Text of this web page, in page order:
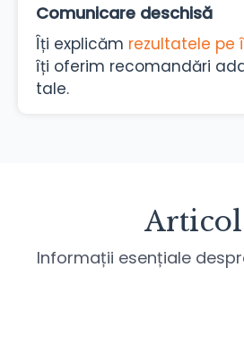
Comunicare deschisă
Îți explicăm rezultatele pe
îți oferim recomandări
tale.
Informații esențiale